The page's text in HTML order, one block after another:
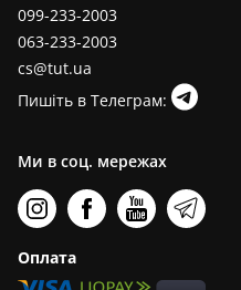
099-233-2003
063-233-2003
cs@tut.ua
Пишіть в Телеграм:
Ми в соц. мережах
Оплата